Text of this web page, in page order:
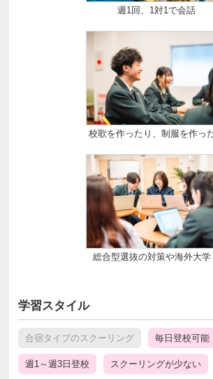
週1回、1対1で会話
校歌を作ったり、制服を作っ
総合型選抜の対策や海外大学
学習スタイル
合宿タイプのスクーリング 毎日登校可能
週1～週3日登校 スクーリングが少ない